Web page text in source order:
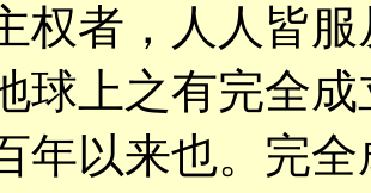
权者，人人皆
球上之有完全
年以来也。完